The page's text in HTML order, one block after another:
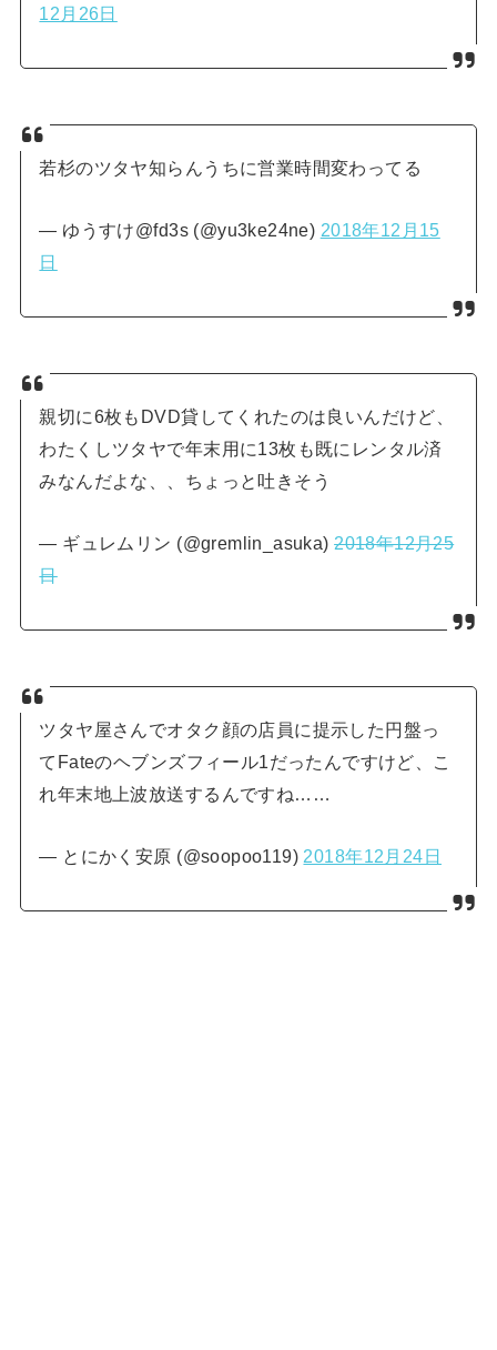
12月26日
若杉のツタヤ知らんうちに営業時間変わってる
— ゆうすけ@fd3s (@yu3ke24ne) 2018年12月15
日
親切に6枚もDVD貸してくれたのは良いんだけど、
わたくしツタヤで年末用に13枚も既にレンタル済
みなんだよな、、ちょっと吐きそう
— ギュレムリン (@gremlin_asuka)2018年12月25
日
ツタヤ屋さんでオタク顔の店員に提示した円盤っ
てFateのヘブンズフィール1だったんですけど、こ
れ年末地上波放送するんですね……
— とにかく安原 (@soopoo119) 2018年12月24日